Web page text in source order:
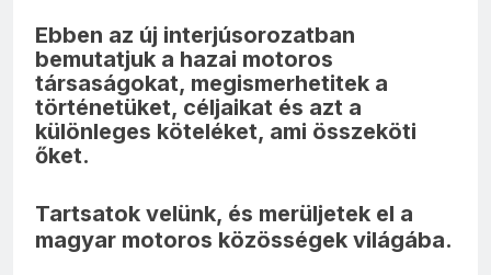
Ebben az új interjúsorozatban
bemutatjuk a hazai motoros
társaságokat, megismerhetitek a
történetüket, céljaikat és azt a
különleges köteléket, ami összeköti
őket.
Tartsatok velünk, és merüljetek el a
magyar motoros közösségek világába.